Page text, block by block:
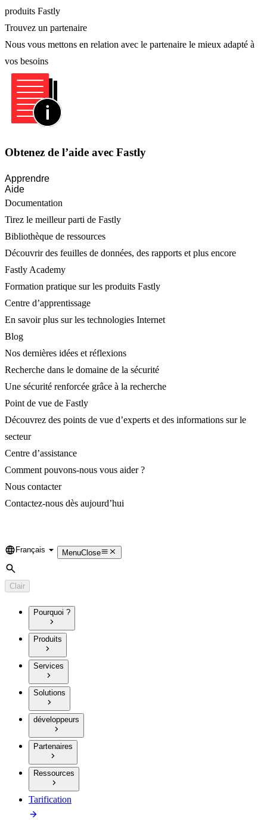
produits Fastly
Trouvez un partenaire
Nous vous mettons en relation avec le partenaire le mieux adapté à
vos besoins
Obtenez de l’aide avec Fastly
Apprendre
Aide
Documentation
Tirez le meilleur parti de Fastly
Bibliothèque de ressources
Découvrir des feuilles de données, des rapports et plus encore
Fastly Academy
Formation pratique sur les produits Fastly
Centre d’apprentissage
En savoir plus sur les technologies Internet
Blog
Nos dernières idées et réflexions
Recherche dans le domaine de la sécurité
Une sécurité renforcée grâce à la recherche
Point de vue de Fastly
Découvrez des points de vue d’experts et des informations sur le
secteur
Centre d’assistance
Comment pouvons-nous vous aider ?
Nous contacter
Contactez-nous dès aujourd’hui
Language
Français MenuClose
Rechercher
Clair
Pourquoi ?
Produits
Services
Solutions
développeurs
Partenaires
Ressources
Tarification